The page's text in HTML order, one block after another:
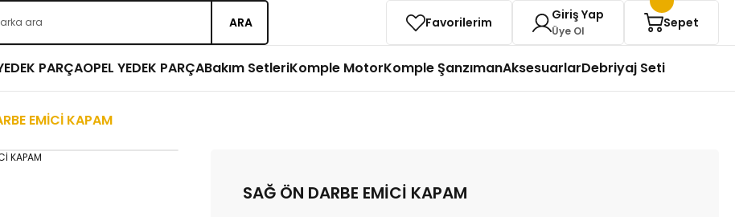
ARA Favorilerim Giriş Yap
Üye Ol
Sepet
PARÇAOPEL YEDEK PARÇABakım SetleriKomple MotorKomple ŞanzımanAksesuarlarDebriyaj Seti
EMİCİ KAPAM
SAĞ ÖN DARBE EMİCİ KAPAM